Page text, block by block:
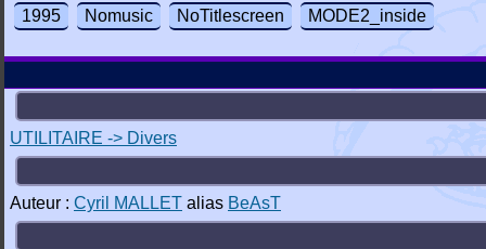
1995 Nomusic NoTitlescreen MODE2_inside
UTILITAIRE -> Divers
Auteur : Cyril MALLET alias BeAsT